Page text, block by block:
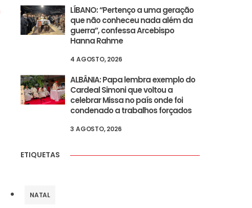
LÍBANO: “Pertenço a uma geração
que não conheceu nada além da
guerra”, confessa Arcebispo
Hanna Rahme
4 AGOSTO, 2026
ALBÂNIA: Papa lembra exemplo do
Cardeal Simoni que voltou a
celebrar Missa no país onde foi
condenado a trabalhos forçados
3 AGOSTO, 2026
ETIQUETAS
NATAL